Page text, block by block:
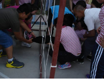
每个人都会遇到尴尬的事情或者小
错，遇到这种状况我们不…